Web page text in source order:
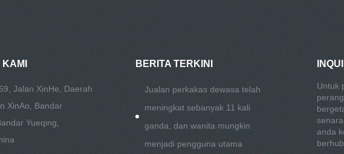
Jalan XinHe, Daerah
XinAo, Bandar
Yueqing,
BERITA TERKINI
Jualan perkakas dewasa telah
meningkat sebanyak 11 kali
ganda, dan wanita mungkin
menjadi pengguna utama
Untuk
anda